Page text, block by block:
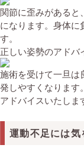
関節に歪みがあると
になります。身体に
す。
正しい姿勢のアドバ
施術を受けて一旦は
発しやすくなります
アドバイスいたしま
運動不足には気